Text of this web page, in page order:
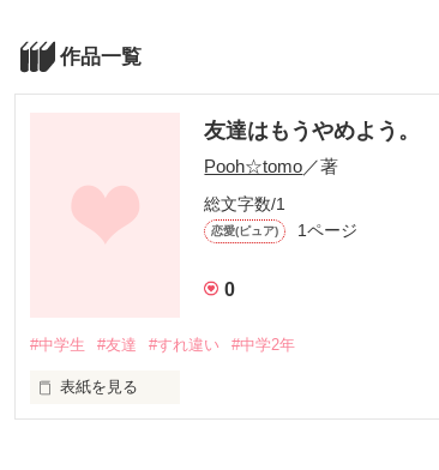
作品一覧
友達はもうやめよう。
Pooh☆tomo／著
総文字数/1
恋愛(ピュア) 1ページ
0
#中学生 #友達 #すれ違い #中学2年
表紙を見る